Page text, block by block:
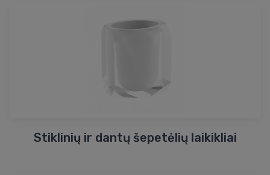
Stiklinių ir dantų šepetėlių laikikliai